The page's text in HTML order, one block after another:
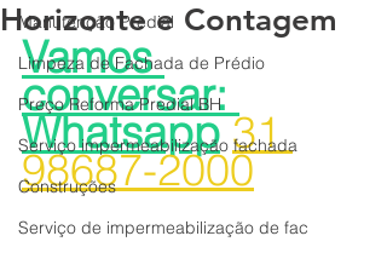
Manutenção Predial
Limpeza de Fachada de Prédio
Preço Reforma Predial BH
Serviço impermeabilização fachada
Construções
Serviço de impermeabilização de fac
Horizonte e Contagem
Vamos
conversar:
Whatsapp 31
98687-2000